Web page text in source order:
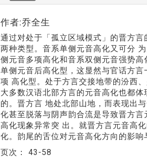
作者:乔全生
通过对处于「孤立区域模式」的晋方
两种类型。音系单侧元音高化又可分
侧元音多项高化和音系双侧元音强势
单侧元音后高化型，这显然与官话方
项 高化型。处于方言交接地带的汾西
大多数汉语北部方言的元音高化也都
的。晋方言 地处北部山地，而表现出
化甚至脱落与阴声韵合流是导致晋方
高化现象异常突 出。就晋方言元音高
化。韵尾的舌位对元音高化方向的影
页次： 43-58